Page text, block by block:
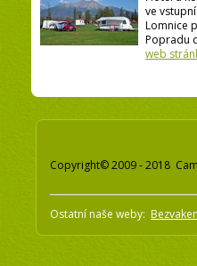
ve
Lomnice
Popradu
web
Copyright© 2009 - 2018
Ostatní naše weby: